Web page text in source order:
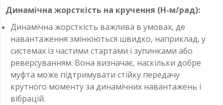
Динамічна жорсткість на кручення (Н-м/рад):
Динамічна жорсткість важлива в умовах, де
навантаження змінюються швидко, наприклад, у
системах із частими стартами і зупинками або
реверсуванням. Вона визначає, наскільки добре
муфта може підтримувати стійку передачу
крутного моменту за динамічних навантажень і
вібрацій.